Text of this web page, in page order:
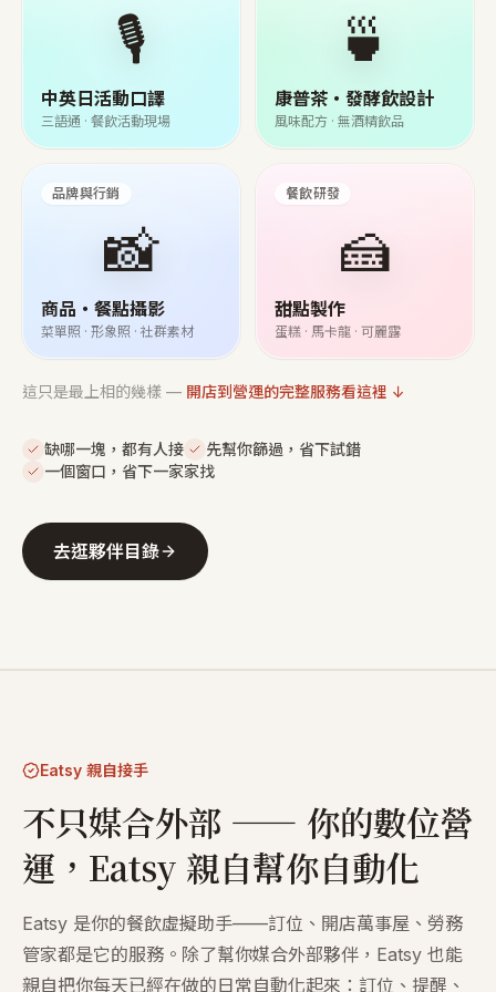
🎙️
中英日活動口譯
三語通 · 餐飲活動現場
🍵
康普茶・發酵飲設計
風味配方 · 無酒精飲品
品牌與行銷
📸
商品・餐點攝影
菜單照 · 形象照 · 社群素材
餐飲研發
🍰
甜點製作
蛋糕 · 馬卡龍 · 可麗露
這只是最上相的幾樣 — 開店到營運的完整服務看這裡 ↓
缺哪一塊，都有人接
先幫你篩過，省下試錯
一個窗口，省下一家家找
去逛夥伴目錄
Eatsy 親自接手
不只媒合外部 —— 你的數位營
運，Eatsy 親自幫你自動化
Eatsy 是你的餐飲虛擬助手——訂位、開店萬事屋、勞務
管家都是它的服務。除了幫你媒合外部夥伴，Eatsy 也能
親自把你每天已經在做的日常自動化起來：訂位、提醒、